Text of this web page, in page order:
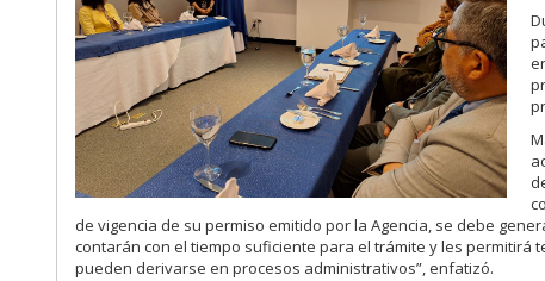
de vigencia de su permiso emitido por la Agencia, se debe
contarán con el tiempo suficiente para el trámite y les
pueden derivarse en procesos administrativos”, enfatizó.